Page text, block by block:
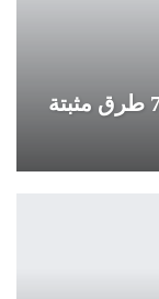
فوائد زيت لبان الذكر للتجاعيد | 7 طرق مثبتة